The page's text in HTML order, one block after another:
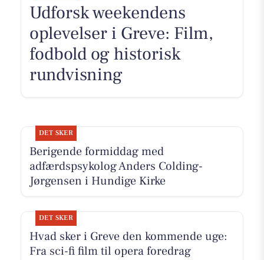
Udforsk weekendens
oplevelser i Greve: Film,
fodbold og historisk
rundvisning
DET SKER
Berigende formiddag med
adfærdspsykolog Anders Colding-
Jørgensen i Hundige Kirke
DET SKER
Hvad sker i Greve den kommende uge:
Fra sci-fi film til opera foredrag